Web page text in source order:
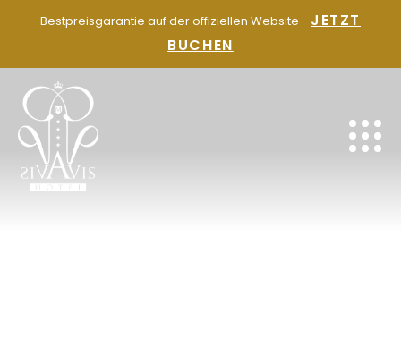
INHALTBestpreisgarantie auf der offiziellen Website - JETZT
BUCHEN